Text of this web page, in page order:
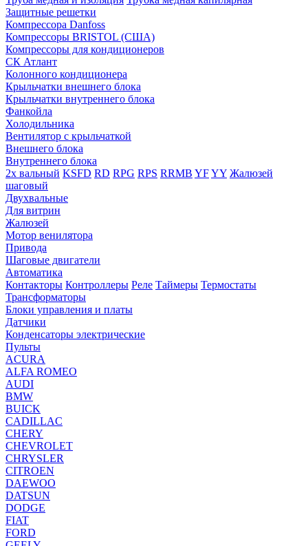
Защитные решетки
Компрессора Danfoss
Компрессоры BRISTOL (США)
Компрессоры для кондиционеров
СК Атлант
Колонного кондиционера
Крыльчатки внешнего блока
Крыльчатки внутреннего блока
Фанкойла
Холодильника
Вентилятор с крыльчаткой
Внешнего блока
Внутреннего блока
2х вальный KSFD RD RPG RPS RRMB YFYY Жалюзей
шаговый
Двухвальные
Для витрин
Жалюзей
Мотор венилятора
Привода
Шаговые двигатели
Автоматика
Контакторы Контроллеры Реле Таймеры Термостаты
Трансформаторы
Блоки управления и платы
Датчики
Конденсаторы электрические
Пульты
ACURA
ALFA ROMEO
AUDI
BMW
BUICK
CADILLAC
CHERY
CHEVROLET
CHRYSLER
CITROEN
DAEWOO
DATSUN
DODGE
FIAT
FORD